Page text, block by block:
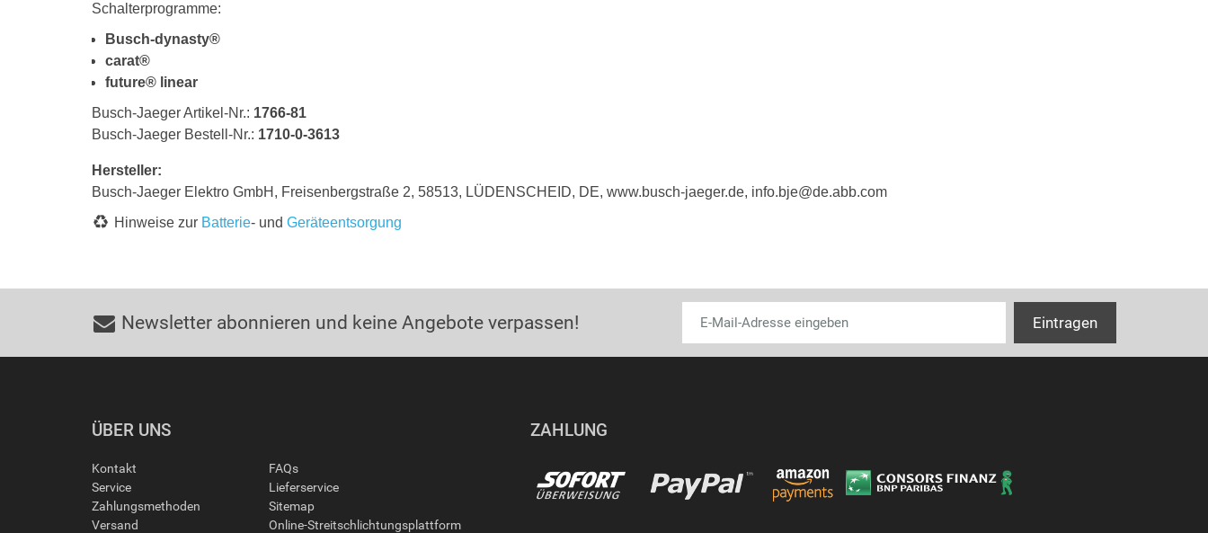
Schalterprogramme:
Busch-dynasty®
carat®
future® linear
Busch-Jaeger Artikel-Nr.: 1766-81
Busch-Jaeger Bestell-Nr.: 1710-0-3613
Hersteller:
Busch-Jaeger Elektro GmbH, Freisenbergstraße 2, 58513, LÜDENSCHEID, DE, www.busch-jaeger.de, info.bje@de.abb.com
Hinweise zur Batterie- und Geräteentsorgung
Newsletter abonnieren und keine Angebote verpassen!
ÜBER UNS
Kontakt
Service
Zahlungsmethoden
Versand
FAQs
Lieferservice
Sitemap
Online-Streitschlichtungsplattform
ZAHLUNG